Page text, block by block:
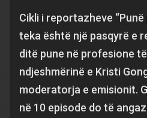
Cikli i reportazheve “Punë
teka është një pasqyrë e
ditë pune në profesione
ndjeshmërinë e Kristi
moderatorja e emisionit.
në 10 episode do të